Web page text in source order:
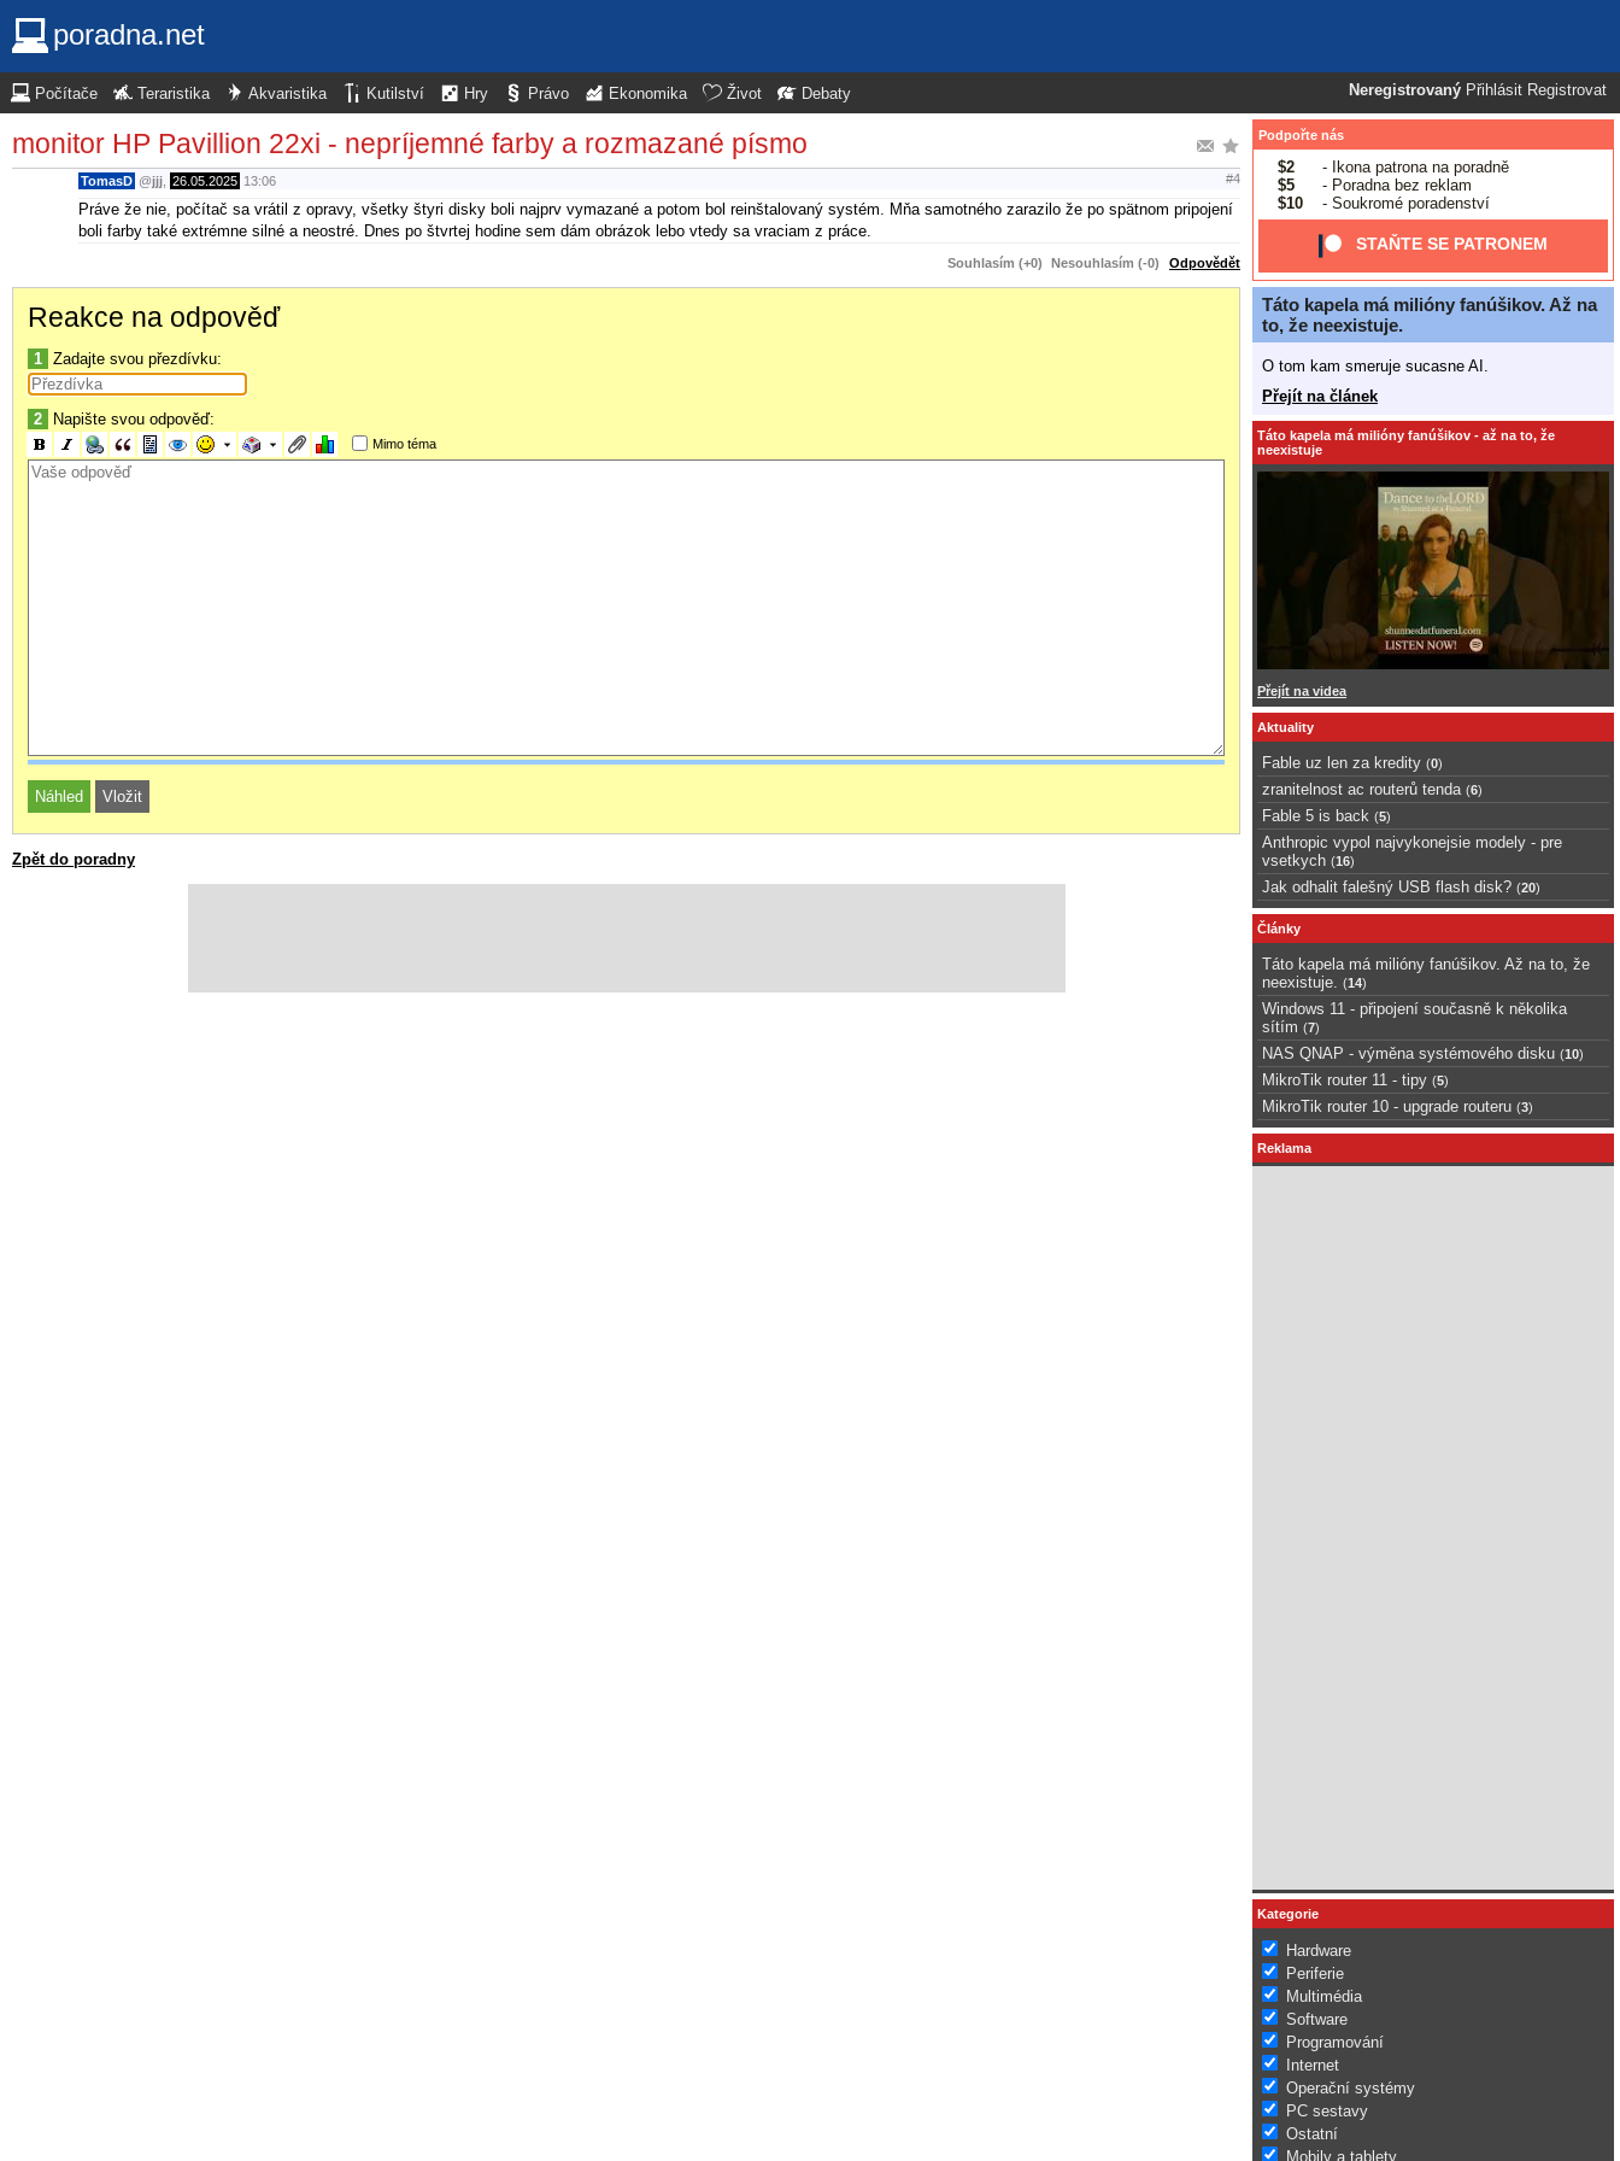
poradna.net
Neregistrovaný Přihlásit Registrovat
Počítače Teraristika Akvaristika Kutilství Hry Právo Ekonomika Život Debaty
monitor HP Pavillion 22xi - nepríjemné farby a rozmazané písmo
TomasD @jjj 26.05.2025 13:06 #4
Práve že nie, počítač sa vrátil z opravy, všetky štyri disky boli najprv vymazané a potom bol reinštalovaný systém. Mňa samotného zarazilo že po spätnom pripojení
boli farby také extrémne silné a neostré. Dnes po štvrtej hodine sem dám obrázok lebo vtedy sa vraciam z práce.
Souhlasím (+0) Nesouhlasím (-0) Odpovědět
Reakce na odpověď
1 Zadajte svou přezdívku:
2 Napište svou odpověď:
Mimo téma
Zpět do poradny
Podpořte nás
$2
- Ikona patrona na poradně
$5
- Poradna bez reklam
$10
- Soukromé poradenství
STAŇTE SE PATRONEM
Táto kapela má milióny fanúšikov. Až na
to, že neexistuje.
O tom kam smeruje sucasne AI.
Přejít na článek
Táto kapela má milióny fanúšikov - až na to, že
neexistuje
Přejít na videa
Aktuality
Fable uz len za kredity (0)
zranitelnost ac routerů tenda (6)
Fable 5 is back (5)
Anthropic vypol najvykonejsie modely - pre
vsetkych (16)
Jak odhalit falešný USB flash disk? (20)
Články
Táto kapela má milióny fanúšikov. Až na to, že
neexistuje.
(14)
Windows 11 - připojení současně k několika
sítím (7)
NAS QNAP - výměna systémového disku (10)
MikroTik router 11 - tipy (5)
MikroTik router 10 - upgrade routeru (3)
Reklama
Kategorie
Hardware
Periferie
Multimédia
Software
Programování
Internet
Operační systémy
PC sestavy
Ostatní
Mobily a tablety